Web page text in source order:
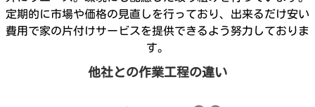
定期的に市場や価格の見直しを行っており、出来るだけ安い
費用で家の片付けサービスを提供できるよう努力しておりま
す。
他社との作業工程の違い